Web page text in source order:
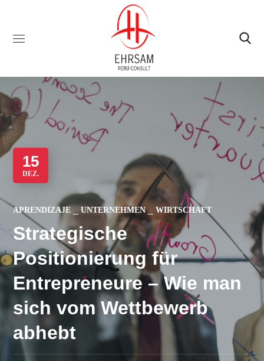
15
DEZ.
APRENDIZAJE UNTERNEHMEN WIRTSCHAFT
Strategische
Positionierung für
Entrepreneure – Wie man
sich vom Wettbewerb
abhebt